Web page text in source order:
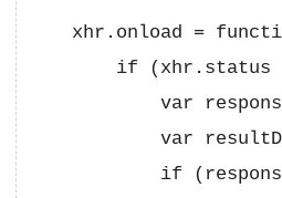
xhr.onload =
if (xhr.status
var response =
var resultDiv =
if